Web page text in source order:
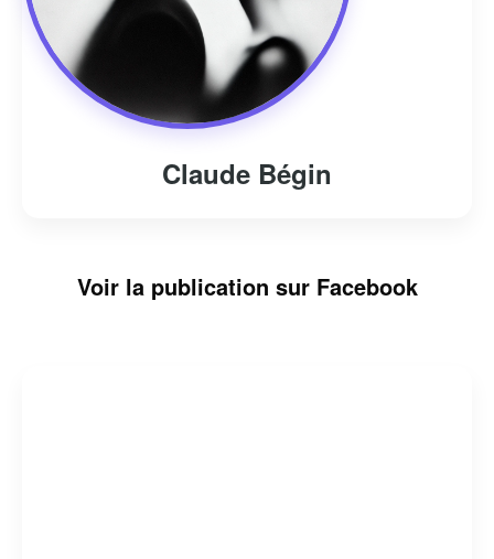
Claude Bégin
Voir la publication sur Facebook